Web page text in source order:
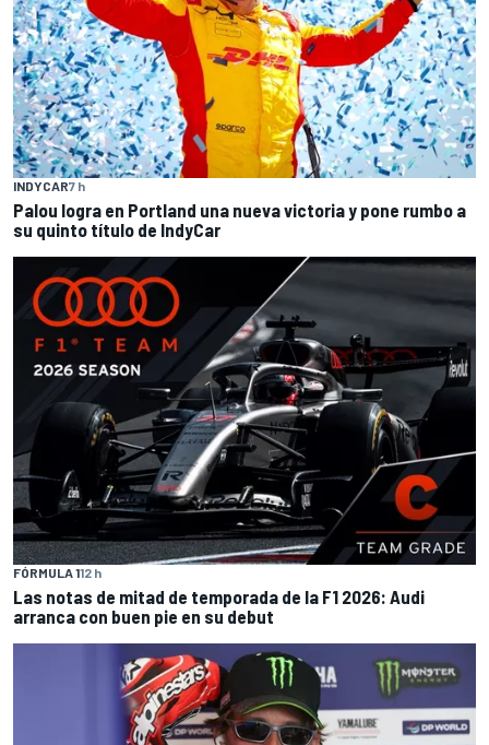
INDYCAR7 h
Palou logra en Portland una nueva victoria y pone rumbo a
su quinto título de IndyCar
FÓRMULA 112 h
Las notas de mitad de temporada de la F1 2026: Audi
arranca con buen pie en su debut